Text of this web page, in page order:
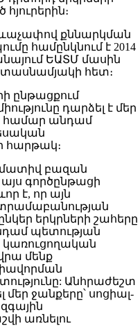
քննարկման
համընկնում է 2014
ԵԱՏՄ մասին
հետ։
ընթացքում
դարձել է մեր
համար անդամ
հարթակ։
բազան
գործընթացի
է, որ այն
երկրների շահերը
պետության
մենք
Անհրաժեշտ
ջանքերը՝ սոցիալ-
առնելու